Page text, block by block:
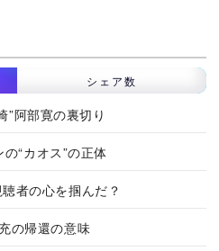
シェア数
”阿部寛の裏切り
“カオス”の正体
者の心を掴んだ？
の帰還の意味